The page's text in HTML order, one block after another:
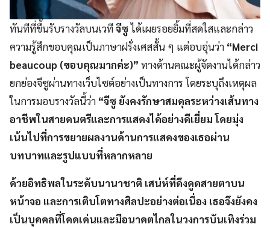
ทันทีที่ขึ้นรับรางวัลบนเวทีจีซูได้เผยรอยยิ้มที่สดใสและกล่าว
ความรู้สึกขอบคุณเป็นภาษาฝรั่งเศสสั้น ๆ แต่อบอุ่นว่า “Merci
beaucoup (ขอบคุณมากค่ะ)” ทางด้านคณะผู้จัดงานได้กล่าว
ยกย่องจีซูผ่านทางเว็บไซต์อย่างเป็นทางการ โดยระบุถึงเหตุผล
ในการมอบรางวัลนี้ว่า “จีซู ยังคงรักษาสมดุลระหว่างเส้นทาง
อาชีพในสายดนตรีและการแสดงได้อย่างดีเยี่ยม โดยมุ่ง
เน้นไปที่การขยายผลงานด้านการแสดงของเธอผ่าน
บทบาทและรูปแบบที่หลากหลาย
ด้วยอิทธิพลในระดับนานาชาติ เสน่ห์ที่ดึงดูดสายตาบน
หน้าจอ และการเติบโตทางศิลปะอย่างต่อเนื่อง เธอจึงยังคง
เป็นบุคคลที่โดดเด่นและมีอนาคตไกลในวงการบันเทิงร่วม